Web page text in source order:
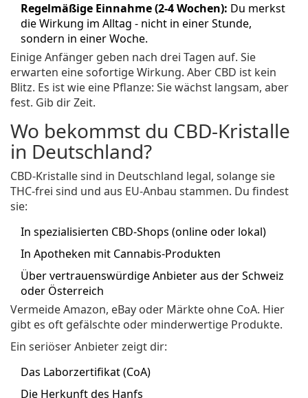
Regelmäßige Einnahme (2-4 Wochen): Du merkst
die Wirkung im Alltag - nicht in einer Stunde,
sondern in einer Woche.
Einige Anfänger geben nach drei Tagen auf. Sie
erwarten eine sofortige Wirkung. Aber CBD ist kein
Blitz. Es ist wie eine Pflanze: Sie wächst langsam, aber
fest. Gib dir Zeit.
Wo bekommst du CBD-Kristalle
in Deutschland?
CBD-Kristalle sind in Deutschland legal, solange sie
THC-frei sind und aus EU-Anbau stammen. Du findest
sie:
In spezialisierten CBD-Shops (online oder lokal)
In Apotheken mit Cannabis-Produkten
Über vertrauenswürdige Anbieter aus der Schweiz
oder Österreich
Vermeide Amazon, eBay oder Märkte ohne CoA. Hier
gibt es oft gefälschte oder minderwertige Produkte.
Ein seriöser Anbieter zeigt dir:
Das Laborzertifikat (CoA)
Die Herkunft des Hanfs